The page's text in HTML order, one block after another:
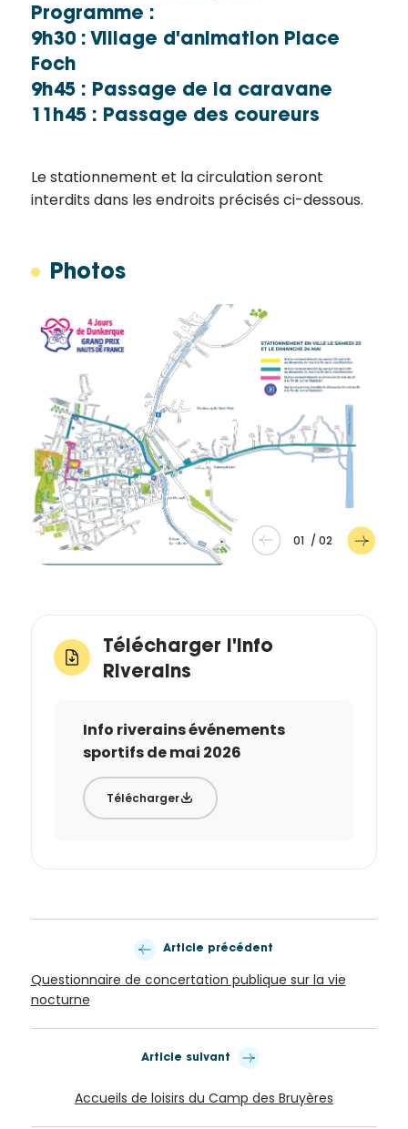
Programme :
9h30 : Village d'animation Place
Foch
9h45 : Passage de la caravane
11h45 : Passage des coureurs
Le stationnement et la circulation seront
interdits dans les endroits précisés ci-dessous.
Photos
01 /02
Télécharger l'Info
Riverains
Info riverains événements
sportifs de mai 2026
Télécharger
Article précédent
Questionnaire de concertation publique sur la vie
nocturne
Article suivant
Accueils de loisirs du Camp des Bruyères